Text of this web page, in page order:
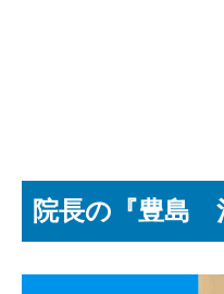
院長の『豊島